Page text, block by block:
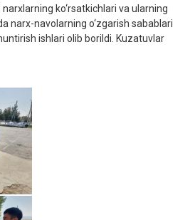
ko‘rsatkichlari va ularning
narx-navolarning o‘zgarish sabablari
ishlari olib borildi. Kuzatuvlar